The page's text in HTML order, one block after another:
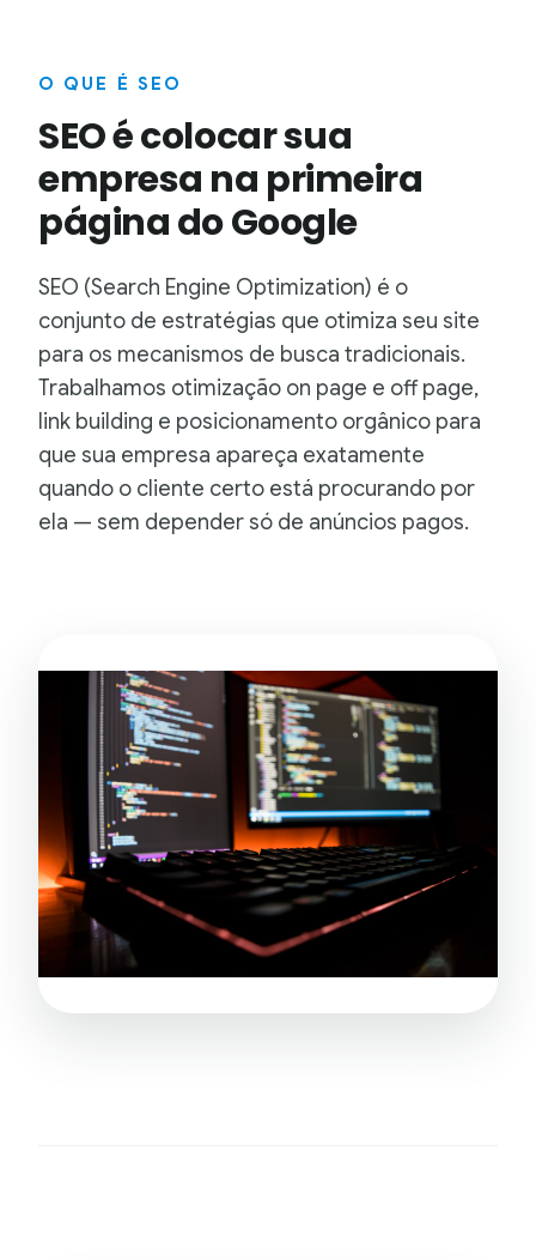
O QUE É SEO
SEO é colocar sua
empresa na primeira
página do Google
SEO (Search Engine Optimization) é o
conjunto de estratégias que otimiza seu site
para os mecanismos de busca tradicionais.
Trabalhamos otimização on page e off page,
link building e posicionamento orgânico para
que sua empresa apareça exatamente
quando o cliente certo está procurando por
ela — sem depender só de anúncios pagos.